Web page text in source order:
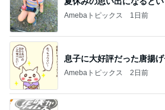
Amebaトピックス 1日前
息子に大好評だった唐揚
Amebaトピックス 2日前